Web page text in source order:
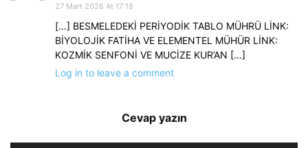
27 Mart 2026 At 17:18
[…] BESMELEDEKİ PERİYODİK TABLO MÜHRÜ LİNK:
BİYOLOJİK FATİHA VE ELEMENTEL MÜHÜR LİNK:
KOZMİK SENFONİ VE MUCİZE KUR’AN […]
Log in to leave a comment
Cevap yazın